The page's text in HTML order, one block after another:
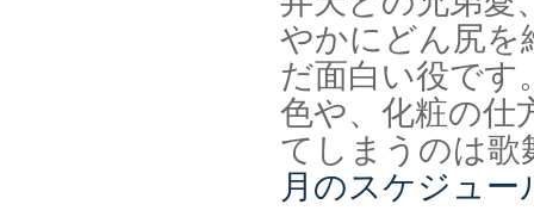
やかにどん尻を
だ面白い役です
色や、化粧の仕
てしまうのは歌
月のスケジュー